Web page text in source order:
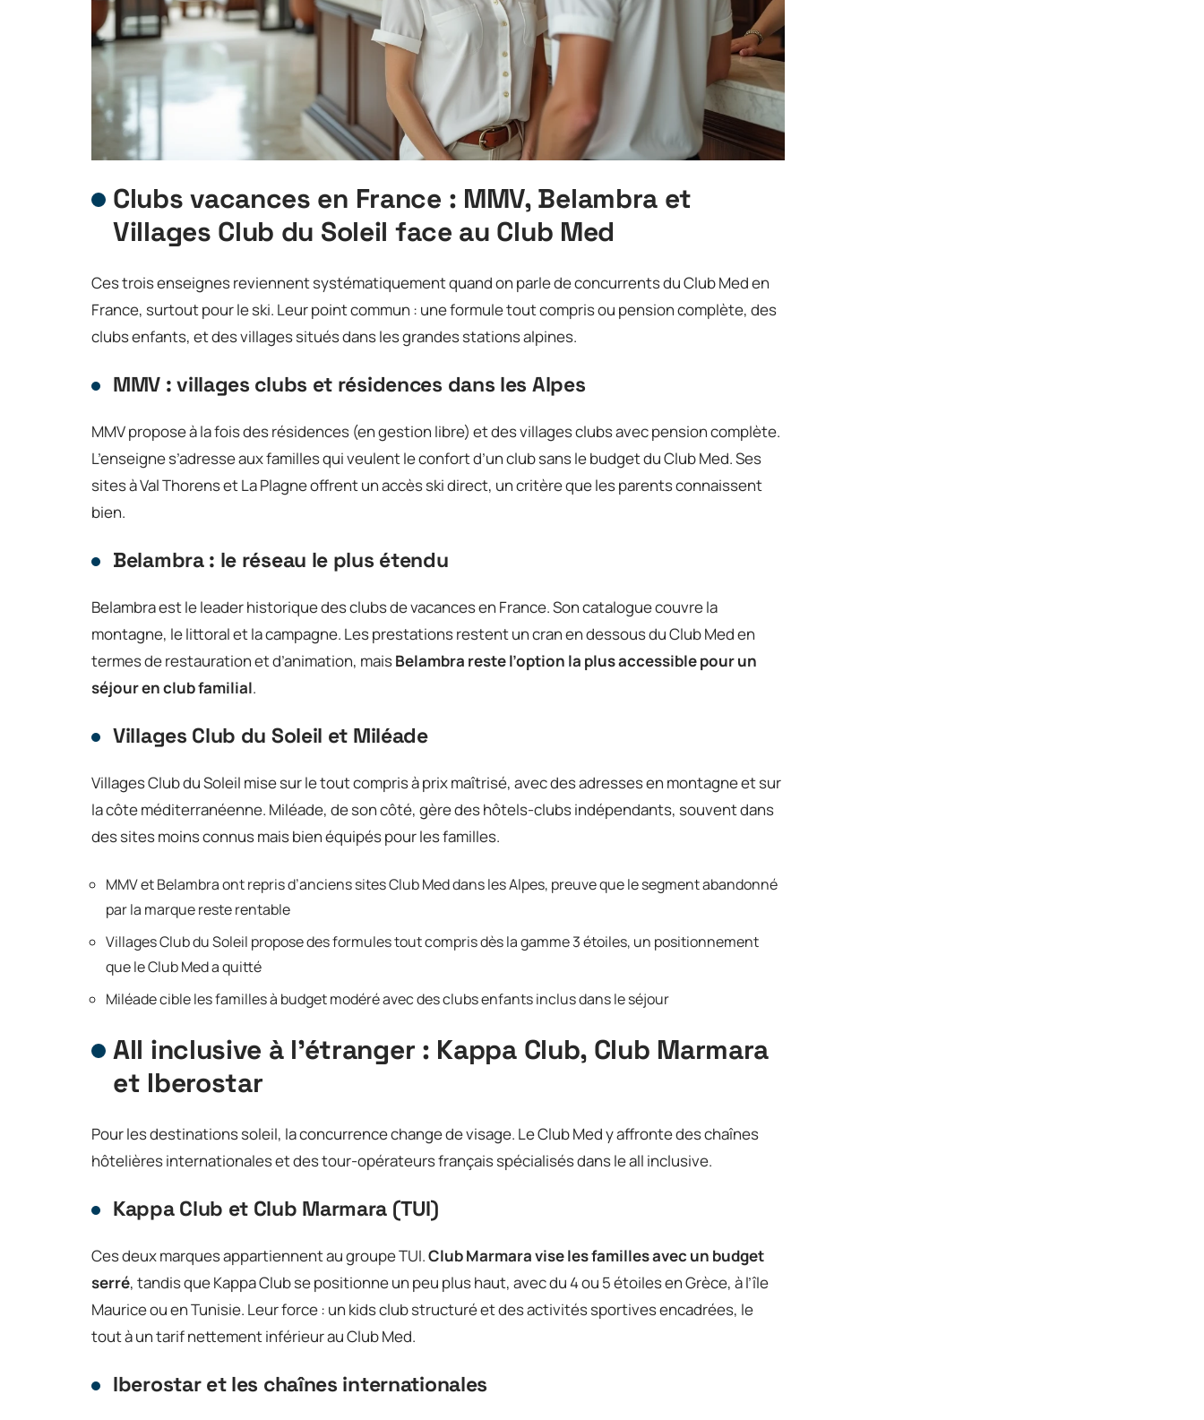
Clubs vacances en France : MMV, Belambra et
Villages Club du Soleil face au Club Med
Ces trois enseignes reviennent systématiquement quand on parle de concurrents du Club Med en
France, surtout pour le ski. Leur point commun : une formule tout compris ou pension complète, des
clubs enfants, et des villages situés dans les grandes stations alpines.
MMV : villages clubs et résidences dans les Alpes
MMV propose à la fois des résidences (en gestion libre) et des villages clubs avec pension complète.
L’enseigne s’adresse aux familles qui veulent le confort d’un club sans le budget du Club Med. Ses
sites à Val Thorens et La Plagne offrent un accès ski direct, un critère que les parents connaissent
bien.
Belambra : le réseau le plus étendu
Belambra est le leader historique des clubs de vacances en France. Son catalogue couvre la
montagne, le littoral et la campagne. Les prestations restent un cran en dessous du Club Med en
termes de restauration et d’animation, maisBelambra reste l’option la plus accessible pour un
séjour en club familial.
Villages Club du Soleil et Miléade
Villages Club du Soleil mise sur le tout compris à prix maîtrisé, avec des adresses en montagne et sur
la côte méditerranéenne. Miléade, de son côté, gère des hôtels-clubs indépendants, souvent dans
des sites moins connus mais bien équipés pour les familles.
MMV et Belambra ont repris d’anciens sites Club Med dans les Alpes, preuve que le segment abandonné
par la marque reste rentable
Villages Club du Soleil propose des formules tout compris dès la gamme 3 étoiles, un positionnement
que le Club Med a quitté
Miléade cible les familles à budget modéré avec des clubs enfants inclus dans le séjour
All inclusive à l’étranger : Kappa Club, Club Marmara
et Iberostar
Pour les destinations soleil, la concurrence change de visage. Le Club Med y affronte des chaînes
hôtelières internationales et des tour-opérateurs français spécialisés dans le all inclusive.
Kappa Club et Club Marmara (TUI)
Ces deux marques appartiennent au groupe TUI.Club Marmara vise les familles avec un budget
serré, tandis que Kappa Club se positionne un peu plus haut, avec du 4 ou 5 étoiles en Grèce, à l’île
Maurice ou en Tunisie. Leur force : un kids club structuré et des activités sportives encadrées, le
tout à un tarif nettement inférieur au Club Med.
Iberostar et les chaînes internationales